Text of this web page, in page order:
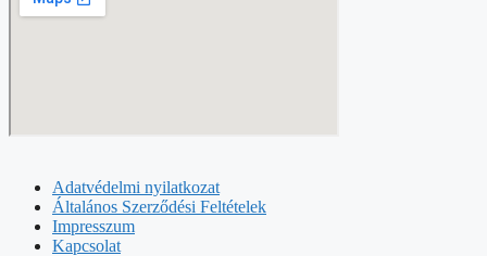
Adatvédelmi nyilatkozat
Általános Szerződési Feltételek
Impresszum
Kapcsolat